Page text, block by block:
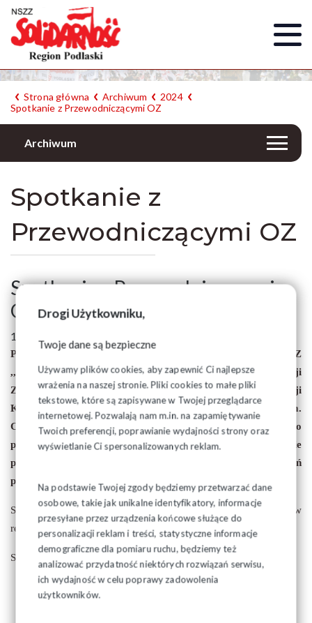
Drogi Użytkowniku,
Twoje dane są bezpieczne
Używamy plików cookies, aby zapewnić Ci najlepsze
wrażenia na naszej stronie. Pliki cookies to małe pliki
tekstowe, które są zapisywane w Twojej przeglądarce
internetowej. Pozwalają nam m.in. na zapamiętywanie
Twoich preferencji, poprawianie wydajności strony oraz
wyświetlanie Ci spersonalizowanych reklam.
Na podstawie Twojej zgody będziemy przetwarzać dane
osobowe, takie jak unikalne identyfikatory, informacje
przesyłane przez urządzenia końcowe służące do
personalizacji reklam i treści, statystyczne informacje
demograficzne dla pomiaru ruchu, będziemy też
analizować przydatność niektórych rozwiązań serwisu,
ich wydajność w celu poprawy zadowolenia
użytkowników.
Strona główna Archiwum
2024
Spotkanie z Przewodniczącymi OZ
Archiwum
Spotkanie z
Przewodniczącymi OZ
Spotkanie z Przewodniczącymi
OZ
14 listopada 2024
Prezydium Zarządu Regionu Podlaskiego NSZZ
,,Solidarność" zaprasza Przewodniczących Organizacji
Związkowych na spotkanie z Wiceprzewodniczącym Komisji
Krajowej NSZZ ,,Solidarność" - Bartłomiejem Mickiewiczem.
Celem spotkania jest omówienie informacji i dyskusji o
pilnych działaniach Związku w kraju i regionie
podejmowanych na rzecz ochrony miejsc pracy i uprawnień
pracowniczych.
Spotkanie odbędzię się 25 listopada br., o godz. 13.00. w
restauracji ,,Mozart" w Białymstoku.
Szczegóły w piśmie przesłanym do organizacji związkowych